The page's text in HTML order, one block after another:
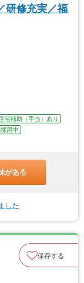
研修充実／福
宅補助（手当）あり
用中
がある
した
保存する